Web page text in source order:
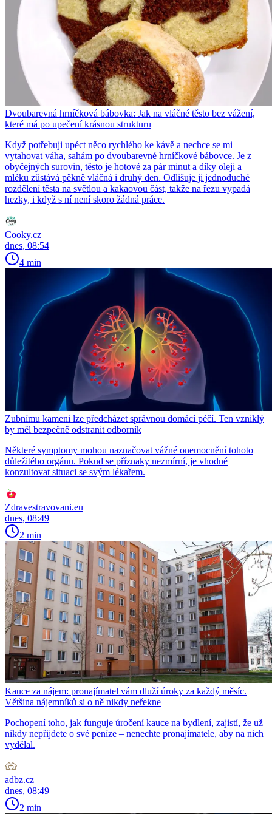
Dvoubarevná hrníčková bábovka: Jak na vláčné těsto bez vážení,
které má po upečení krásnou strukturu
Když potřebuji upéct něco rychlého ke kávě a nechce se mi
vytahovat váha, sahám po dvoubarevné hrníčkové bábovce. Je z
obyčejných surovin, těsto je hotové za pár minut a díky oleji a
mléku zůstává pěkně vláčná i druhý den. Odlišuje ji jednoduché
rozdělení těsta na světlou a kakaovou část, takže na řezu vypadá
hezky, i když s ní není skoro žádná práce.
Cooky.cz
dnes, 08:54
4 min
Zubnímu kameni lze předcházet správnou domácí péčí. Ten vzniklý
by měl bezpečně odstranit odborník
Některé symptomy mohou naznačovat vážné onemocnění tohoto
důležitého orgánu. Pokud se příznaky nezmírní, je vhodné
konzultovat situaci se svým lékařem.
Zdravestravovani.eu
dnes, 08:49
2 min
Kauce za nájem: pronajímatel vám dluží úroky za každý měsíc.
Většina nájemníků si o ně nikdy neřekne
Pochopení toho, jak funguje úročení kauce na bydlení, zajistí, že už
nikdy nepřijdete o své peníze – nenechte pronajímatele, aby na nich
vydělal.
adbz.cz
dnes, 08:49
2 min